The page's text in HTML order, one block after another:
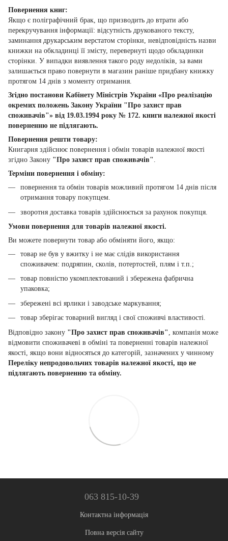
Повернення книг:
Якщо є поліграфічний брак, що призводить до втрати або
перекручування інформації: відсутність друкованого тексту,
заминання друкарським верстатом сторінки, невідповідність назви
книжки на обкладинці її змісту, перевернуті щодо обкладинки
сторінки. У випадки виявлення такого роду недоліків, за вами
залишається право повернути в магазин раніше придбану книжку
протягом 14 днів з моменту отримання.
Згідно постанови Кабінету Міністрів України «Про реалізацію
окремих положень Закону України "Про захист прав
споживачів"» від 19.03.1994 року № 172. книги належної якості
поверненню не підлягають.
Повернення решти товару:
Книгарня здійснює повернення і обмін товарів належної якості
згідно Закону "Про захист прав споживачів".
Терміни повернення і обміну:
повернення та обмін товарів можливий протягом 14 днів після
отримання товару покупцем.
зворотня доставка товарів здійснюється за рахунок покупця.
Умови повернення для товарів належної якості.
Ви можете повернути товар або обміняти його, якщо:
товар не був у вжитку і не має слідів використання
споживачем: подряпин, сколів, потертостей, плям і т.п.;
товар повністю укомплектований і збережена фабрична
упаковка;
збережені всі ярлики і заводське маркування;
товар зберігає товарний вигляд і свої споживчі властивості.
Відповідно закону "Про захист прав споживачів" , компанія може
відмовити споживачеві в обміні та поверненні товарів належної
якості, якщо вони відносяться до категорій, зазначених у чинному
Переліку непродовольчих товарів належної якості, що не
підлягають поверненню та обміну.
063 815-10-39
Контактна інформація
Повна версія сайту